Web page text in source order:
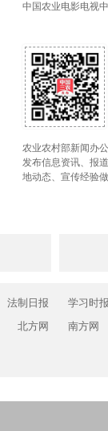
中国农业电影电视
农业农村部新闻办
发布信息资讯、报
地动态、宣传经验
法制日报 学习时
北方网 南方网